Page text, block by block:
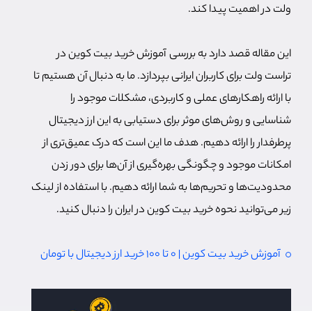
ولت در اهمیت پیدا کند.
این مقاله قصد دارد به بررسی آموزش خرید بیت کوین در
تراست ولت برای کاربران ایرانی بپردازد. ما به دنبال آن هستیم تا
با ارائه راهکارهای عملی و کاربردی، مشکلات موجود را
شناسایی و روش‌های موثر برای دستیابی به این ارز دیجیتال
پرطرفدار را ارائه دهیم. هدف ما این است که درک عمیق‌تری از
امکانات موجود و چگونگی بهره‌گیری از آن‌ها برای دور زدن
محدودیت‌ها و تحریم‌ها به شما ارائه دهیم. با استفاده از لینک
زیر می‌توانید نحوه خرید بیت کوین در ایران را دنبال کنید.
آموزش خرید بیت کوین | ۰ تا ۱۰۰ خرید ارز دیجیتال با تومان